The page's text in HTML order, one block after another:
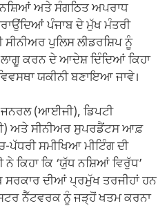
ਅਤੇ ਸੰਗਠਿਤ ਅਪਰਾਧ
ਪੰਜਾਬ ਦੇ ਮੁੱਖ ਮੰਤਰੀ
ਪੁਲਿਸ ਲੀਡਰਸ਼ਿਪ ਨੂੰ
ਕਰਨ ਦੇ ਆਦੇਸ਼ ਦਿੰਦਿਆਂ ਕਿਹਾ
ਯਕੀਨੀ ਬਣਾਇਆ ਜਾਵੇ।
(ਆਈਜੀ), ਡਿਪਟੀ
ਅਤੇ ਸੀਨੀਅਰ ਸੁਪਰਡੈਂਟਸ ਆਫ਼
ਸਮੀਖਿਆ ਮੀਟਿੰਗ ਦੀ
ਕਿਹਾ ਕਿ ‘ਯੁੱਧ ਨਸ਼ਿਆਂ ਵਿਰੁੱਧ’
ਸਰਕਾਰ ਦੀਆਂ ਪ੍ਰਮੁੱਖ ਤਰਜੀਹਾਂ ਹਨ
ਨੈੱਟਵਰਕ ਨੂੰ ਜੜ੍ਹੋਂ ਖਤਮ ਕਰਨਾ